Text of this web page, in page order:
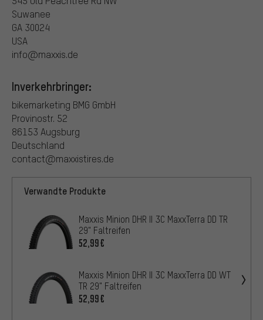
Suwanee
GA 30024
USA
info@maxxis.de
Inverkehrbringer:
bikemarketing BMG GmbH
Provinostr. 52
86153 Augsburg
Deutschland
contact@maxxistires.de
Verwandte Produkte
Maxxis Minion DHR II 3C MaxxTerra DD TR
29" Faltreifen
52,99€
Maxxis Minion DHR II 3C MaxxTerra DD WT
TR 29" Faltreifen
52,99€